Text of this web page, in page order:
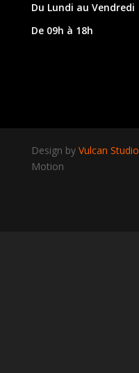
Du Lundi au Vendredi
De 09h à 18h
Design by Vulcan Studio
Motion